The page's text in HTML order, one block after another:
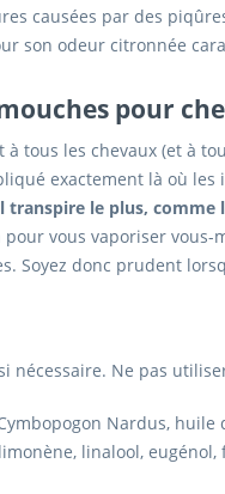
causées par des
son odeur citronnée
pour
tous les chevaux (et à
exactement là où
le plus, comme
vous vaporiser
Soyez donc prudent
Ne pas
Nardus,
linalool, eugénol,